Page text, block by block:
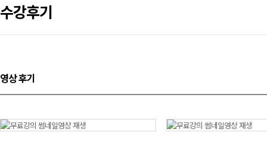
수강후기
영상 후기
영상 재생 영상 재생